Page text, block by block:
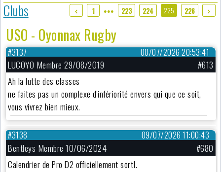
Clubs 1 ●●● 223 224 225 226
USO - Oyonnax Rugby
08/07/2026 20:53:41
#3137
LUCOYO Membre 29/08/2019
#613
Ah la lutte des classes
ne faites pas un complexe d'infériorité envers qui que ce soit,
vous vivrez bien mieux.
09/07/2026 11:00:43
#3138
Bentleys Membre 10/06/2024
#680
Calendrier de Pro D2 officiellement sortI.